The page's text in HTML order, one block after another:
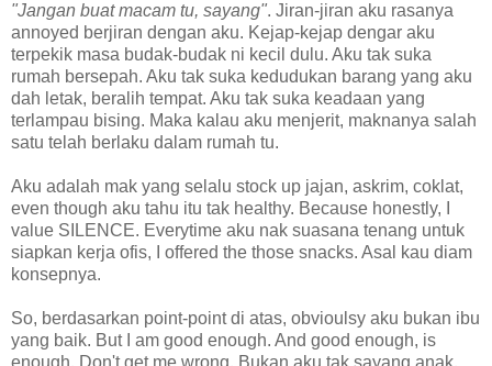
"Jangan buat macam tu, sayang". Jiran-jiran aku rasanya
annoyed berjiran dengan aku. Kejap-kejap dengar aku
terpekik masa budak-budak ni kecil dulu. Aku tak suka
rumah bersepah. Aku tak suka kedudukan barang yang aku
dah letak, beralih tempat. Aku tak suka keadaan yang
terlampau bising. Maka kalau aku menjerit, maknanya salah
satu telah berlaku dalam rumah tu.
Aku adalah mak yang selalu stock up jajan, askrim, coklat,
even though aku tahu itu tak healthy. Because honestly, I
value SILENCE. Everytime aku nak suasana tenang untuk
siapkan kerja ofis, I offered the those snacks. Asal kau diam
konsepnya.
So, berdasarkan point-point di atas, obvioulsy aku bukan ibu
yang baik. But I am good enough. And good enough, is
enough. Don't get me wrong. Bukan aku tak sayang anak.